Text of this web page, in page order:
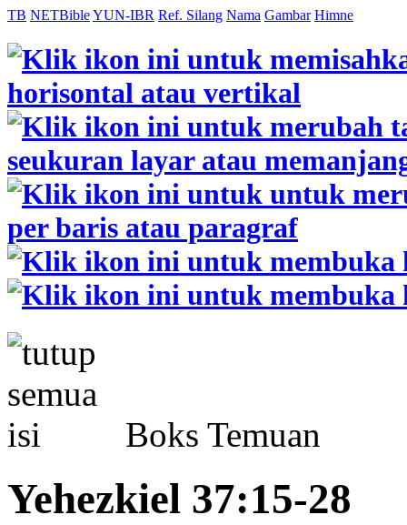
TB NETBibleYUN-IBR Ref. Silang Nama Gambar Himne
Boks Temuan
Yehezkiel 37:15-28